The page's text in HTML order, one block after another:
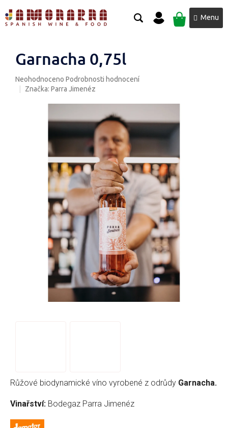
na
obsah
NÁKUPNÍ
KOŠÍK
Garnacha 0,75l
Průměrné
hodnocení
hvězdiček.
Neohodnoceno Podrobnosti hodnocení
Značka: Parra Jimenéz
Růžové biodynamické víno vyrobené z odrůdy Garnacha.
Vinařství: Bodegaz Parra Jimenéz